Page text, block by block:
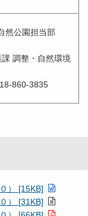
然公園担当部
調整・自然環境
860-3835
） [15KB]
） [31KB]